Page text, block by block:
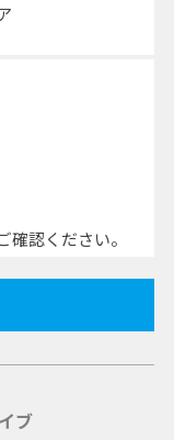
認ください。
ブ